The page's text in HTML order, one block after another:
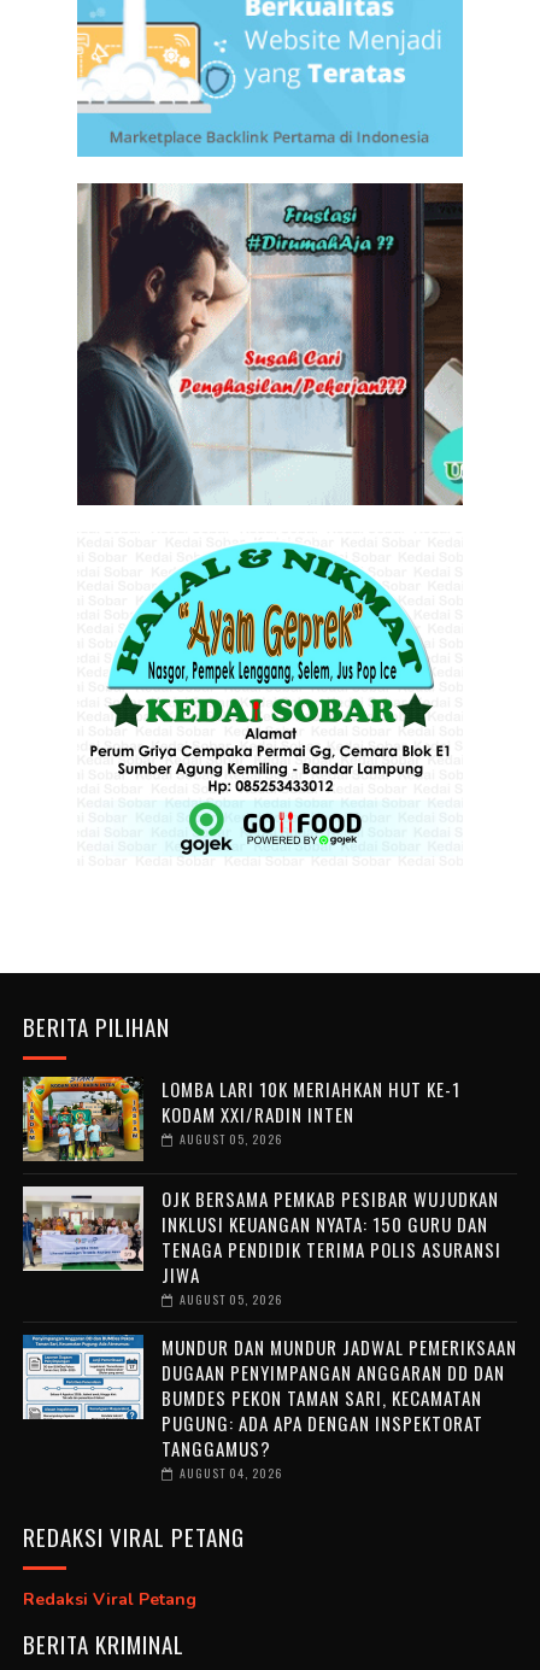
BERITA PILIHAN
LOMBA LARI 10K MERIAHKAN HUT KE-1
KODAM XXI/RADIN INTEN
AUGUST 05, 2026
OJK BERSAMA PEMKAB PESIBAR WUJUDKAN
INKLUSI KEUANGAN NYATA: 150 GURU DAN
TENAGA PENDIDIK TERIMA POLIS ASURANSI
JIWA
AUGUST 05, 2026
MUNDUR DAN MUNDUR JADWAL PEMERIKSAAN
DUGAAN PENYIMPANGAN ANGGARAN DD DAN
BUMDES PEKON TAMAN SARI, KECAMATAN
PUGUNG: ADA APA DENGAN INSPEKTORAT
TANGGAMUS?
AUGUST 04, 2026
REDAKSI VIRAL PETANG
Redaksi Viral Petang
BERITA KRIMINAL